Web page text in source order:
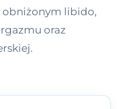
obniżonym libido,
oraz